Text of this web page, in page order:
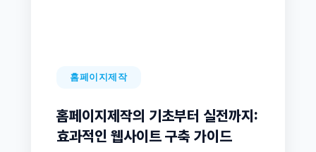
홈페이지제작
홈페이지제작의 기초부터 실전까지:
효과적인 웹사이트 구축 가이드